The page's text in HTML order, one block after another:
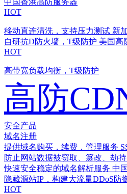
中国香港高防服务器
HOT
移动直连清洗，支持压力测试 新
自研抗D防火墙，T级防护 美国高
HOT
高带宽负载均衡，T级防护
高防
安全产品
域名注册
提供域名购买，续费，管理服务
防止网站数据被窃取、篡改、劫持
快速安全稳定的域名解析服务 中
隐藏源站IP，构建大流量DDoS防
HOT